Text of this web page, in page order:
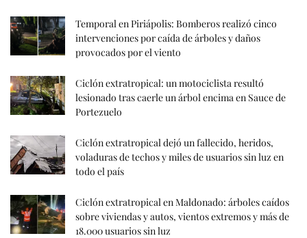
Temporal en Piriápolis: Bomberos realizó cinco
intervenciones por caída de árboles y daños
provocados por el viento
Ciclón extratropical: un motociclista resultó
lesionado tras caerle un árbol encima en Sauce de
Portezuelo
Ciclón extratropical dejó un fallecido, heridos,
voladuras de techos y miles de usuarios sin luz en
todo el país
Ciclón extratropical en Maldonado: árboles caídos
sobre viviendas y autos, vientos extremos y más de
18.000 usuarios sin luz